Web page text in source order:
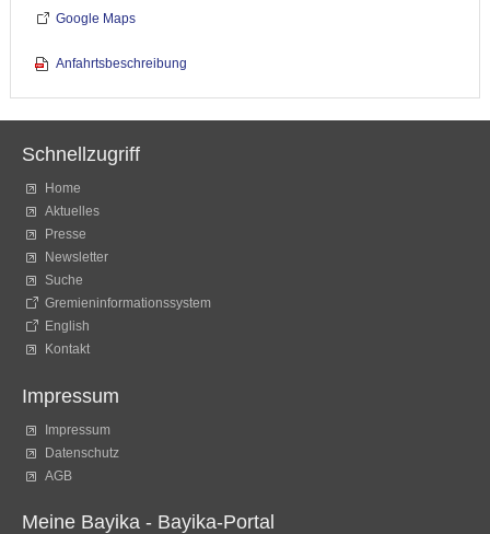
Google Maps
Anfahrtsbeschreibung
Schnellzugriff
Home
Aktuelles
Presse
Newsletter
Suche
Gremieninformationssystem
English
Kontakt
Impressum
Impressum
Datenschutz
AGB
Meine Bayika - Bayika-Portal